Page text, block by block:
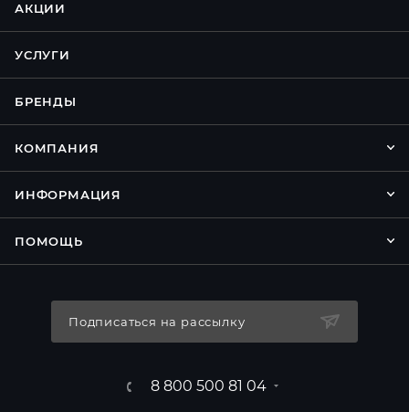
АКЦИИ
УСЛУГИ
БРЕНДЫ
КОМПАНИЯ
ИНФОРМАЦИЯ
ПОМОЩЬ
Подписаться на рассылку
8 800 500 81 04